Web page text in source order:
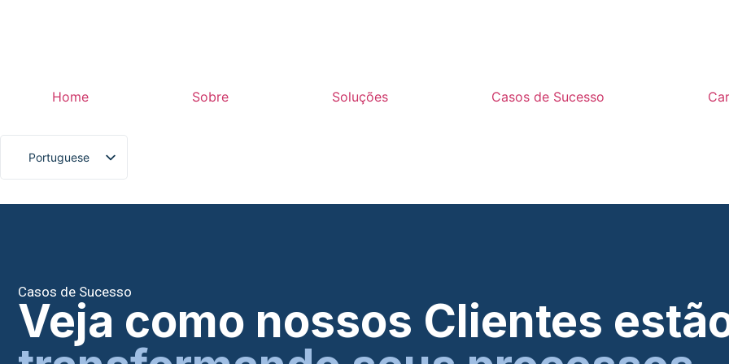
Home Sobre Soluções Casos de Sucesso
Portuguese
English
Casos de Sucesso
Veja como nossos Clientes